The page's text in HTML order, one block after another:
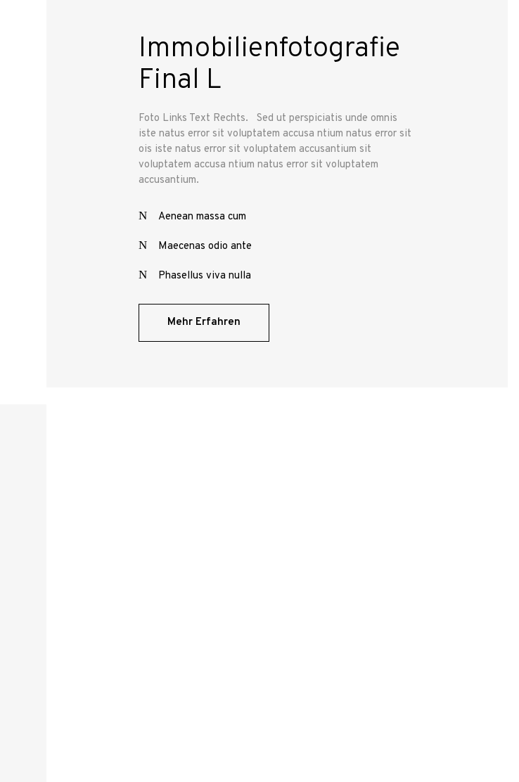
Immobilienfotografie
Final L
Foto Links Text Rechts. Sed ut perspiciatis unde omnis
iste natus error sit voluptatem accusa ntium natus error sit
ois iste natus error sit voluptatem accusantium sit
voluptatem accusa ntium natus error sit voluptatem
accusantium.
Aenean massa cum
Maecenas odio ante
Phasellus viva nulla
Mehr Erfahren